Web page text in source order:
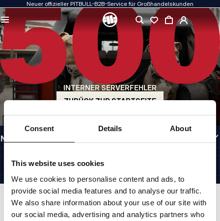
Consent Details About
This website uses cookies
We use cookies to personalise content and ads, to
provide social media features and to analyse our traffic.
We also share information about your use of our site with
our social media, advertising and analytics partners who
Neuer offizieller PITBULL-B2B-Service für Großhandelskunden
INTERNER SERVERFEHLER
ZURÜCK ZUR STARTSEITE
QUALITÄT HAT FÜR UNS PRIORITÄT
Unsere Kleidung fertigen wir mit Leidenschaft. Bei Haltbarkeit, Langlebigkeit der
Materialien und Liebe zum Detail machen wir keine Kompromisse.
US ORIGIN
Unsere Wurzeln reichen zurück ins San Diego der frühen 1990er Jahre. Unser Stil
ist roh, authentisch und kompromisslos.
MARKE MIT CHARAKTER
Unsere Kollektionen werden von Sportlern, Kämpfern und unbeirrbaren
Individualisten gewählt.
INFORMATIONEN
NÜTZLICHE LINKS
©1997 - 2026 PITBULL SP. Z O.O. ALLE RECHTE VORBEHALTEN.
SITE CREDITS
NACH OBEN GEHEN